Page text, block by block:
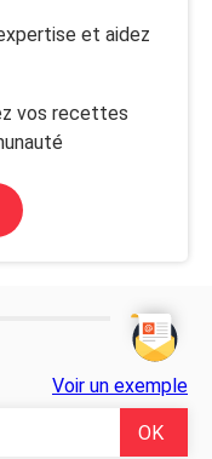
et aidez
vos recettes
Voir un exemple